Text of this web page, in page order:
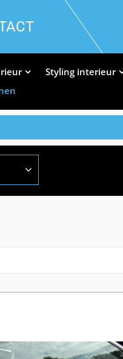
Styling interieur